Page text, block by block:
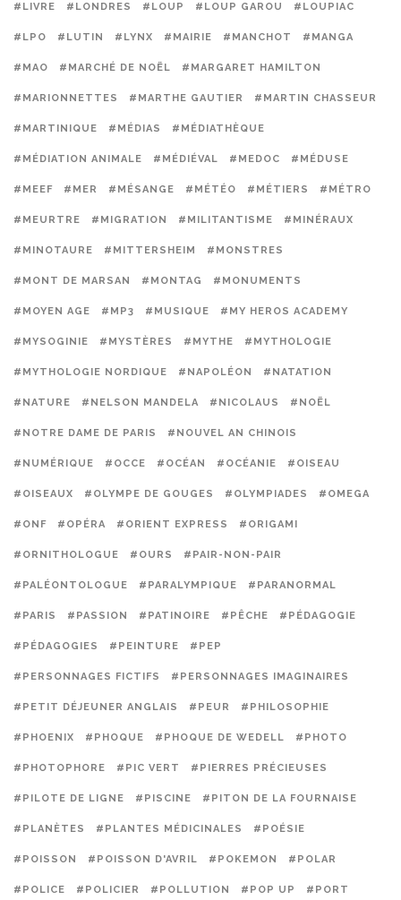
#LIVRE #LONDRES #LOUP #LOUP GAROU #LOUPIAC
#LPO #LUTIN #LYNX #MAIRIE #MANCHOT #MANGA
#MAO #MARCHÉ DE NOËL #MARGARET HAMILTON
#MARIONNETTES #MARTHE GAUTIER #MARTIN CHASSEUR
#MARTINIQUE #MÉDIAS #MÉDIATHÈQUE
#MÉDIATION ANIMALE #MÉDIÉVAL #MEDOC #MÉDUSE
#MEEF #MER #MÉSANGE #MÉTÉO #MÉTIERS #MÉTRO
#MEURTRE #MIGRATION #MILITANTISME #MINÉRAUX
#MINOTAURE #MITTERSHEIM #MONSTRES
#MONT DE MARSAN #MONTAG #MONUMENTS
#MOYEN AGE #MP3 #MUSIQUE #MY HEROS ACADEMY
#MYSOGINIE #MYSTÈRES #MYTHE #MYTHOLOGIE
#MYTHOLOGIE NORDIQUE #NAPOLÉON #NATATION
#NATURE #NELSON MANDELA #NICOLAUS #NOËL
#NOTRE DAME DE PARIS #NOUVEL AN CHINOIS
#NUMÉRIQUE #OCCE #OCÉAN #OCÉANIE #OISEAU
#OISEAUX #OLYMPE DE GOUGES #OLYMPIADES #OMEGA
#ONF #OPÉRA #ORIENT EXPRESS #ORIGAMI
#ORNITHOLOGUE #OURS #PAIR-NON-PAIR
#PALÉONTOLOGUE #PARALYMPIQUE #PARANORMAL
#PARIS #PASSION #PATINOIRE #PÊCHE #PÉDAGOGIE
#PÉDAGOGIES #PEINTURE #PEP
#PERSONNAGES FICTIFS #PERSONNAGES IMAGINAIRES
#PETIT DÉJEUNER ANGLAIS #PEUR #PHILOSOPHIE
#PHOENIX #PHOQUE #PHOQUE DE WEDELL #PHOTO
#PHOTOPHORE #PIC VERT #PIERRES PRÉCIEUSES
#PILOTE DE LIGNE #PISCINE #PITON DE LA FOURNAISE
#PLANÈTES #PLANTES MÉDICINALES #POÉSIE
#POISSON #POISSON D'AVRIL #POKEMON #POLAR
#POLICE #POLICIER #POLLUTION #POP UP #PORT